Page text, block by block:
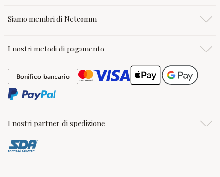
Siamo membri di Netcomm
I nostri metodi di pagamento
Bonifico bancarioBonifico bancario
I nostri partner di spedizione